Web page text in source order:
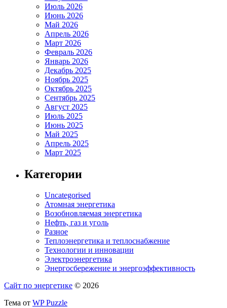
Июль 2026
Июнь 2026
Май 2026
Апрель 2026
Март 2026
Февраль 2026
Январь 2026
Декабрь 2025
Ноябрь 2025
Октябрь 2025
Сентябрь 2025
Август 2025
Июль 2025
Июнь 2025
Май 2025
Апрель 2025
Март 2025
Категории
Uncategorised
Атомная энергетика
Возобновляемая энергетика
Нефть, газ и уголь
Разное
Теплоэнергетика и теплоснабжение
Технологии и инновации
Электроэнергетика
Энергосбережение и энергоэффективность
Сайт по энергетике © 2026
Тема от WP Puzzle